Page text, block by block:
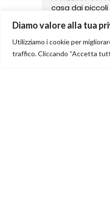
Diamo valore alla tua
Utilizziamo i cookie per
traffico. Cliccando “Accetta
casa dai